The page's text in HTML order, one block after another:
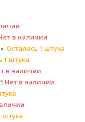
в наличии
Осталась 1 штука
1 штука
в наличии
Нет в наличии
штука